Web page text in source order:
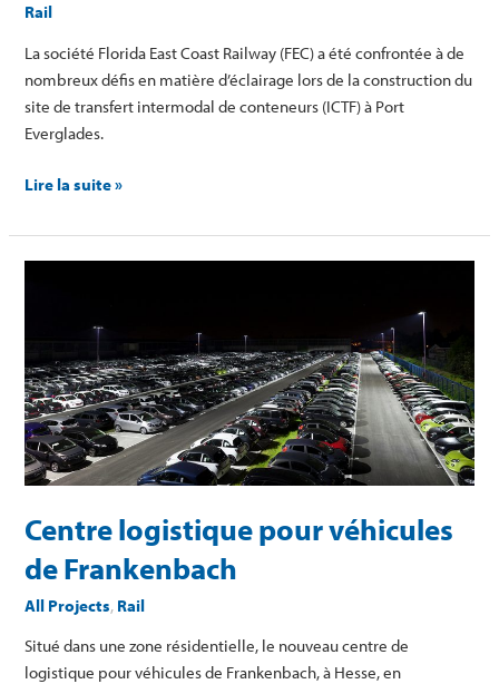
Rail
La société Florida East Coast Railway (FEC) a été confrontée à de
nombreux défis en matière d’éclairage lors de la construction du
site de transfert intermodal de conteneurs (ICTF) à Port
Everglades.
Lire la suite »
Centre logistique pour véhicules
de Frankenbach
All Projects, Rail
Situé dans une zone résidentielle, le nouveau centre de
logistique pour véhicules de Frankenbach, à Hesse, en
de
Frankenbach